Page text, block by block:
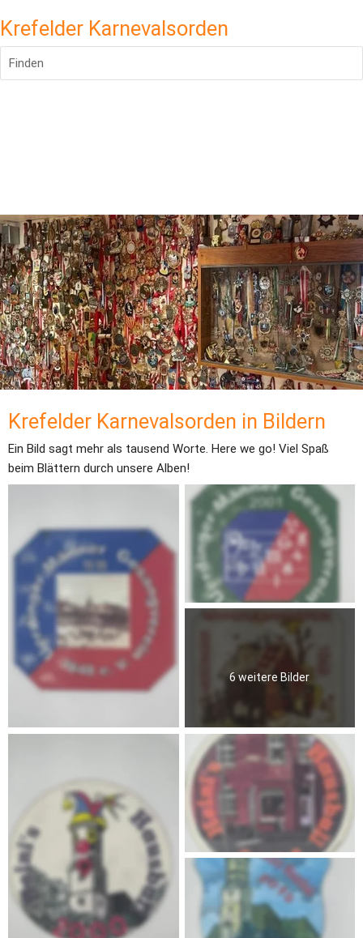
Krefelder Karnevalsorden
Finden
Krefelder Karnevalsorden in Bildern
Ein Bild sagt mehr als tausend Worte. Here we go! Viel Spaß
beim Blättern durch unsere Alben!
6 weitere Bilder